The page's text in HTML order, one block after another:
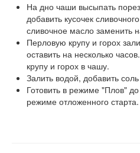
На дно чаши высыпать
добавить кусочек
сливочное масло заменить
Перловую крупу и горох
оставить на несколько
крупу и горох в чашу.
Залить водой, добавить
Готовить в режиме "Плов"
режиме отложенного старта.